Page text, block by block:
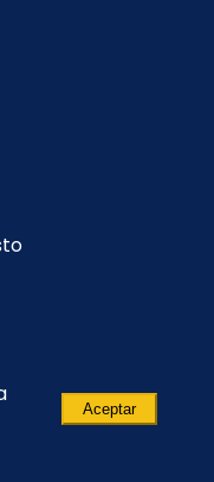
Aceptar